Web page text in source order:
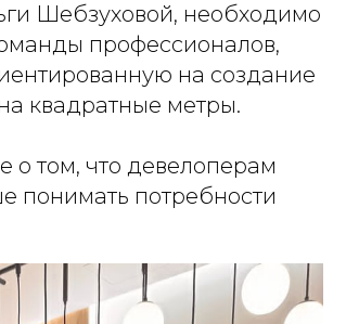
Шебзуховой, необходимо
профессионалов,
на создание
квадратные метры.
о том, что девелоперам
понимать потребности